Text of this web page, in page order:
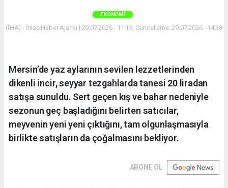
EKONOMI
(İHA) - İhlas Haber Ajansı | 29.07.2026 - 11:13, Güncelleme: 29.07.2026 - 14:38
Mersin’de yaz aylarının sevilen lezzetlerinden
dikenli incir, seyyar tezgahlarda tanesi 20 liradan
satışa sunuldu. Sert geçen kış ve bahar nedeniyle
sezonun geç başladığını belirten satıcılar,
meyvenin yeni yeni çıktığını, tam olgunlaşmasıyla
birlikte satışların da çoğalmasını bekliyor.
ABONE OL